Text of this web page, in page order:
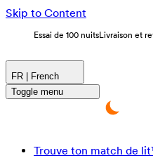
Skip to Content
Essai de 100 nuitsLivraison et
FR | French
Toggle menu
Trouve ton match de